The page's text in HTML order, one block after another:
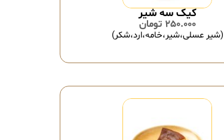
کیک سه شیر
250.000 تومان
(شیر عسلی،شیر،خامه،ارد،شکر)